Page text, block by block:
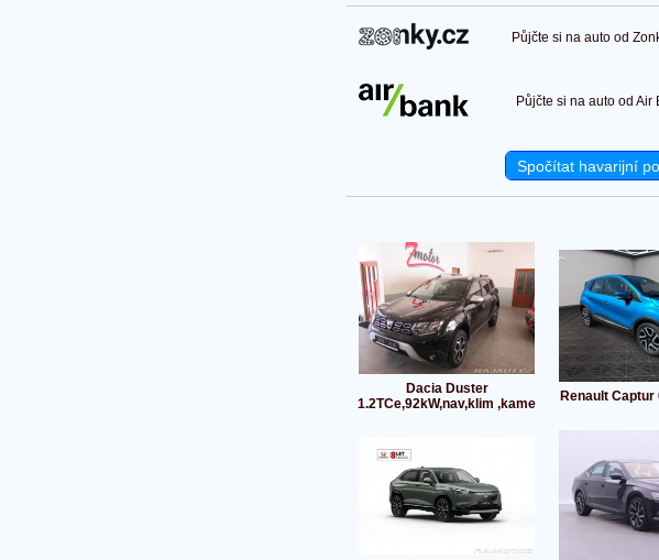
Půjčte si na auto od
Půjčte si na auto od Air
Spočítat havarijní
Dacia Duster
1.2TCe,92kW,nav,klim ,kame
Renault Captur